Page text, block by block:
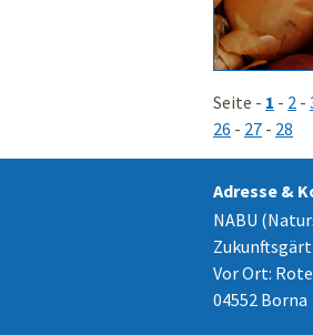
Seite - 1 - 2 -
26 - 27 - 28
Adresse &
NABU
Vor Ort:
04552 Borna